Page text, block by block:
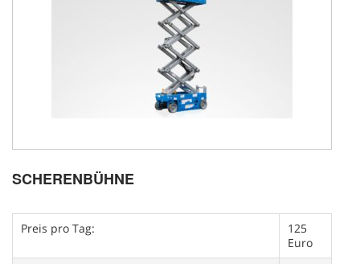
SCHERENBÜHNE
Preis pro Tag:
125
Euro